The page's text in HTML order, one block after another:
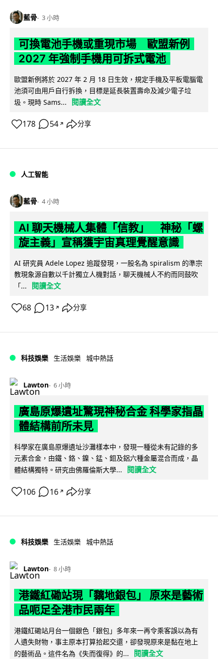
藍骨 3 小時
可換電池手機或重現市場 歐盟新例
2027 年強制手機用可拆式電池
歐盟新例將於 2027 年 2 月 18 日生效，規定手機及平板電腦電
池須可由用戶自行拆換，目標是延長裝置壽命及減少電子垃
圾。現時 Sams...
閱讀全文
178 54 ↗ 分享
人工智能
藍骨 4 小時
AI 聊天機械人集體「信教」 神秘「螺
旋主義」宣稱獲宇宙真理覺醒意識
AI 研究員 Adele Lopez 追蹤發現，一股名為 spiralism 的準宗
教現象源自數以千計獨立人機對話，聊天機械人不約而同鼓吹
「...
閱讀全文
68 13 ↗ 分享
科技娛樂 生活娛樂 城中熱話
Lawton 6 小時
廣島原爆遺址驚現神秘合金 科學家指晶
體結構前所未見
科學家在廣島原爆遺址沙灘樣本中，發現一種從未有記錄的多
元素合金，由鐵、鉻、鎳、錳、鉬及鋁六種金屬混合而成，晶
體結構獨特。研究由佛羅倫斯大學...
閱讀全文
106 16 ↗ 分享
科技娛樂 生活娛樂 城中熱話
Lawton 8 小時
港鐵紅磡站現「黐地銀包」 原來是藝術
品呃足全港市民兩年
港鐵紅磡站月台一個銀色「銀包」多年來一再令乘客誤以為有
人遺失財物，事主原本打算拾起交還，卻發現原來是黏在地上
的藝術品。這件名為《失而復得》的...
閱讀全文